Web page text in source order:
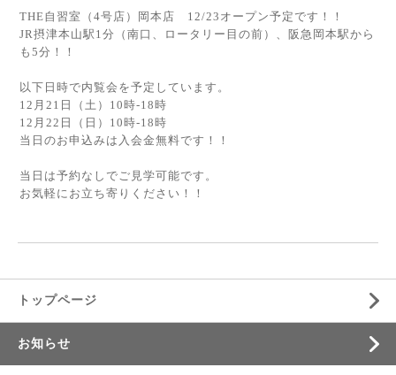
THE自習室（4号店）岡本店 12/23オープン予定です！！
JR摂津本山駅1分（南口、ロータリー目の前）、阪急岡本駅から
も5分！！
以下日時で内覧会を予定しています。
12月21日（土）10時-18時
12月22日（日）10時-18時
当日のお申込みは入会金無料です！！
当日は予約なしでご見学可能です。
お気軽にお立ち寄りください！！
トップページ
お知らせ